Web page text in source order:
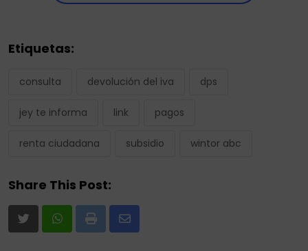
Etiquetas:
consulta devolución del iva dps
jey te informa link pagos
renta ciudadana subsidio wintor abc
Share This Post:
Print
Share